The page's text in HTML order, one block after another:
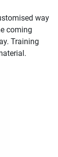
way
coming
Training